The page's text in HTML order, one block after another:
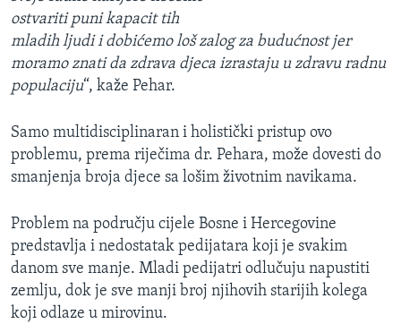
ostvariti puni kapacit tih
mladih ljudi i dobićemo loš zalog za budućnost jer
moramo znati da zdrava djeca izrastaju u zdravu radnu
populaciju“, kaže Pehar.
Samo multidisciplinaran i holistički pristup ovo
problemu, prema riječima dr. Pehara, može dovesti do
smanjenja broja djece sa lošim životnim navikama.
Problem na području cijele Bosne i Hercegovine
predstavlja i nedostatak pedijatara koji je svakim
danom sve manje. Mladi pedijatri odlučuju napustiti
zemlju, dok je sve manji broj njihovih starijih kolega
koji odlaze u mirovinu.